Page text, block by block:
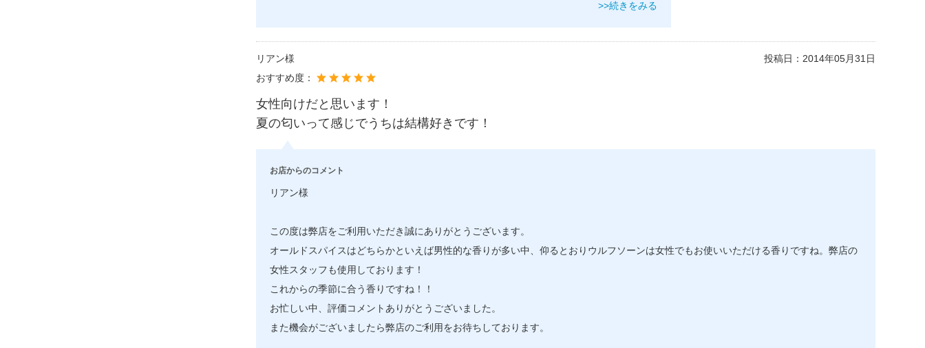
>>続きをみる
リアン様 投稿日： 2014年05月31日
おすすめ度：
女性向けだと思います！
夏の匂いって感じでうちは結構好きです！
お店からのコメント
リアン様
この度は弊店をご利用いただき誠にありがとうございます。
オールドスパイスはどちらかといえば男性的な香りが多い中、仰るとおりウルフソーンは女性でもお使いいただける香りですね。弊店の
女性スタッフも使用しております！
これからの季節に合う香りですね！！
お忙しい中、評価コメントありがとうございました。
また機会がございましたら弊店のご利用をお待ちしております。